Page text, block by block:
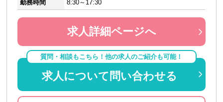
勤務時間 8:30～17:30
求人詳細ページへ
質問・相談もこちら！他の求人のご紹介も可能！
求人について問い合わせる